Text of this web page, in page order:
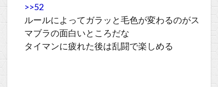
>>52
ルールによってガラッと毛色が変わるのがス
マブラの面白いところだな
タイマンに疲れた後は乱闘で楽しめる